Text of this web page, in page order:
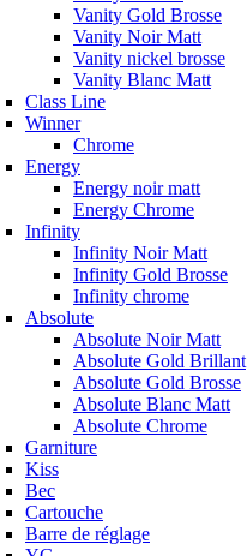
Vanity Gold Brosse
Vanity Noir Matt
Vanity nickel brosse
Vanity Blanc Matt
Class Line
Winner
Chrome
Energy
Energy noir matt
Energy Chrome
Infinity
Infinity Noir Matt
Infinity Gold Brosse
Infinity chrome
Absolute
Absolute Noir Matt
Absolute Gold Brillant
Absolute Gold Brosse
Absolute Blanc Matt
Absolute Chrome
Garniture
Kiss
Bec
Cartouche
Barre de réglage